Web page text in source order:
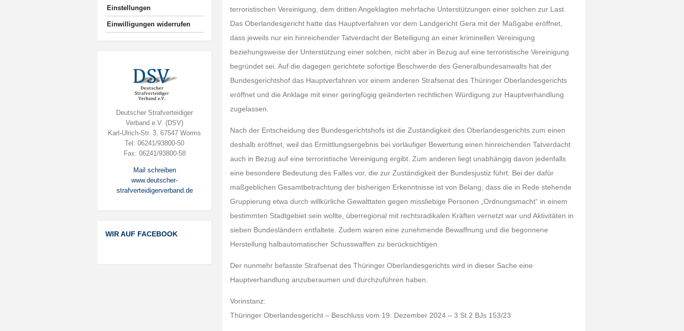
Einstellungen
Einwilligungen widerrufen
Deutscher Strafverteidiger
Verband e.V. (DSV)
Karl-Ulrich-Str. 3, 67547 Worms
Tel: 06241/93800-50
Fax: 06241/93800-58
Mail schreiben
www.deutscher-
strafverteidigerverband.de
WIR AUF FACEBOOK
terroristischen Vereinigung, dem dritten Angeklagten mehrfache Unterstützungen einer solchen zur Last.
Das Oberlandesgericht hatte das Hauptverfahren vor dem Landgericht Gera mit der Maßgabe eröffnet,
dass jeweils nur ein hinreichender Tatverdacht der Beteiligung an einer kriminellen Vereinigung
beziehungsweise der Unterstützung einer solchen, nicht aber in Bezug auf eine terroristische Vereinigung
begründet sei. Auf die dagegen gerichtete sofortige Beschwerde des Generalbundesanwalts hat der
Bundesgerichtshof das Hauptverfahren vor einem anderen Strafsenat des Thüringer Oberlandesgerichts
eröffnet und die Anklage mit einer geringfügig geänderten rechtlichen Würdigung zur Hauptverhandlung
zugelassen.
Nach der Entscheidung des Bundesgerichtshofs ist die Zuständigkeit des Oberlandesgerichts zum einen
deshalb eröffnet, weil das Ermittlungsergebnis bei vorläufiger Bewertung einen hinreichenden Tatverdacht
auch in Bezug auf eine terroristische Vereinigung ergibt. Zum anderen liegt unabhängig davon jedenfalls
eine besondere Bedeutung des Falles vor, die zur Zuständigkeit der Bundesjustiz führt. Bei der dafür
maßgeblichen Gesamtbetrachtung der bisherigen Erkenntnisse ist von Belang, dass die in Rede stehende
Gruppierung etwa durch willkürliche Gewalttaten gegen missliebige Personen „Ordnungsmacht“ in einem
bestimmten Stadtgebiet sein wollte, überregional mit rechtsradikalen Kräften vernetzt war und Aktivitäten in
sieben Bundesländern entfaltete. Zudem waren eine zunehmende Bewaffnung und die begonnene
Herstellung halbautomatischer Schusswaffen zu berücksichtigen.
Der nunmehr befasste Strafsenat des Thüringer Oberlandesgerichts wird in dieser Sache eine
Hauptverhandlung anzuberaumen und durchzuführen haben.
Vorinstanz:
Thüringer Oberlandesgericht – Beschluss vom 19. Dezember 2024 – 3 St 2 BJs 153/23